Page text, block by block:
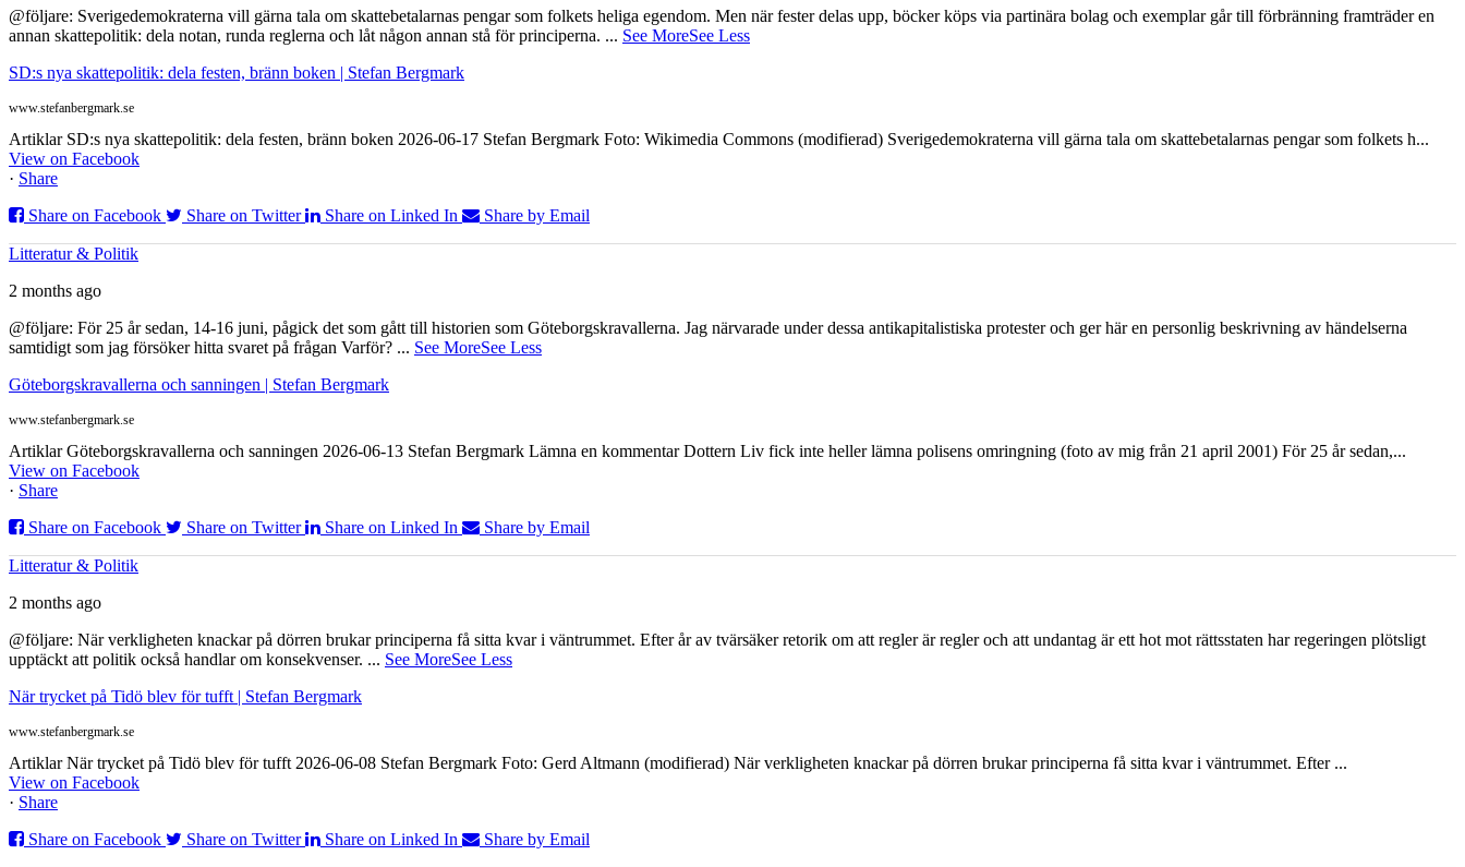
@följare: Sverigedemokraterna vill gärna tala om skattebetalarnas pengar som folkets heliga egendom. Men när fester delas upp, böcker köps via partinära bolag och exemplar går till förbränning framträder en
annan skattepolitik: dela notan, runda reglerna och låt någon annan stå för principerna. ... See MoreSee Less
SD:s nya skattepolitik: dela festen, bränn boken | Stefan Bergmark
www.stefanbergmark.se
Artiklar SD:s nya skattepolitik: dela festen, bränn boken 2026-06-17 Stefan Bergmark Foto: Wikimedia Commons (modifierad) Sverigedemokraterna vill gärna tala om skattebetalarnas pengar som folkets h...
View on Facebook
· Share
Share on Facebook
Share on Twitter Share on Linked In Share by Email
Litteratur & Politik
2 months ago
@följare: För 25 år sedan, 14-16 juni, pågick det som gått till historien som Göteborgskravallerna. Jag närvarade under dessa antikapitalistiska protester och ger här en personlig beskrivning av händelserna
samtidigt som jag försöker hitta svaret på frågan Varför? ... See MoreSee Less
Göteborgskravallerna och sanningen | Stefan Bergmark
www.stefanbergmark.se
Artiklar Göteborgskravallerna och sanningen 2026-06-13 Stefan Bergmark Lämna en kommentar Dottern Liv fick inte heller lämna polisens omringning (foto av mig från 21 april 2001) För 25 år sedan,...
View on Facebook
· Share
Share on Facebook
Share on Twitter Share on Linked In Share by Email
Litteratur & Politik
2 months ago
@följare: När verkligheten knackar på dörren brukar principerna få sitta kvar i väntrummet. Efter år av tvärsäker retorik om att regler är regler och att undantag är ett hot mot rättsstaten har regeringen plötsligt
upptäckt att politik också handlar om konsekvenser. ... See MoreSee Less
När trycket på Tidö blev för tufft | Stefan Bergmark
www.stefanbergmark.se
Artiklar När trycket på Tidö blev för tufft 2026-06-08 Stefan Bergmark Foto: Gerd Altmann (modifierad) När verkligheten knackar på dörren brukar principerna få sitta kvar i väntrummet. Efter ...
View on Facebook
· Share
Share on Facebook
Share on Twitter Share on Linked In Share by Email